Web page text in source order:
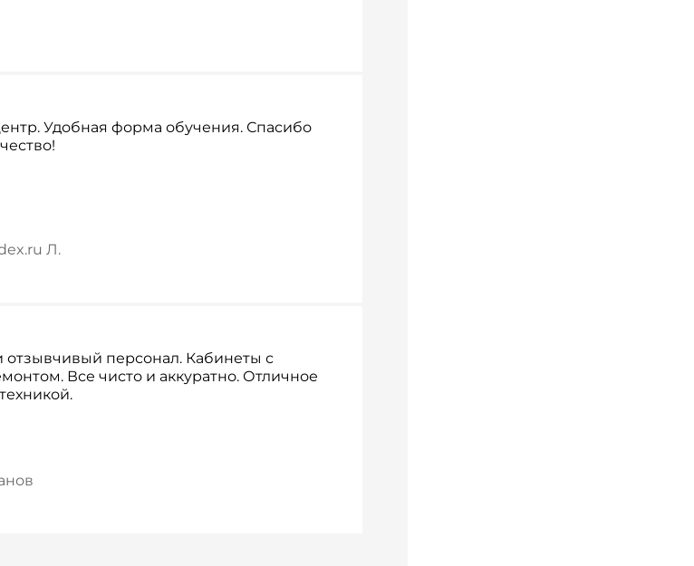
Удобная форма обучения. Спасибо
Л.
персонал. Кабинеты с
Все чисто и аккуратно. Отличное